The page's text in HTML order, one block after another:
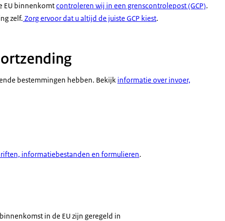
EU binnenkomtcontroleren wij in een grenscontrolepost (GCP).
zelf. Zorg ervoor dat u altijd de juiste GCP kiest.
bestemmingen hebben. Bekijk informatie over invoer,
informatiebestanden en formulieren.
in de EU zijn geregeld in